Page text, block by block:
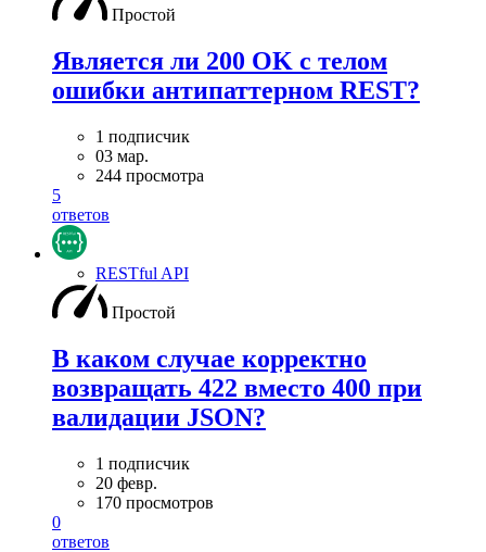
Простой
Является ли 200 OK с телом
ошибки антипаттерном REST?
1 подписчик
03 мар.
244 просмотра
5
ответов
RESTful API
Простой
В каком случае корректно
возвращать 422 вместо 400 при
валидации JSON?
1 подписчик
20 февр.
170 просмотров
0
ответов